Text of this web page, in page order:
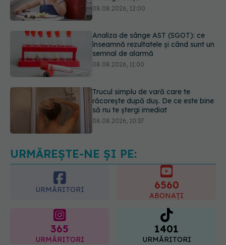
înseamnă rezultatele și când sunt un
semnal de alarmă
Trucul simplu de vară care te
răcorește după duș. De ce este bine
să nu te ștergi imediat
Bacteria din intestin care a crescut
forța musculară cu 30%
URMĂREȘTE-NE ȘI PE:
URMĂRITORI 6560
ABONAȚI
365
URMĂRITORI
1401
URMĂRITORI